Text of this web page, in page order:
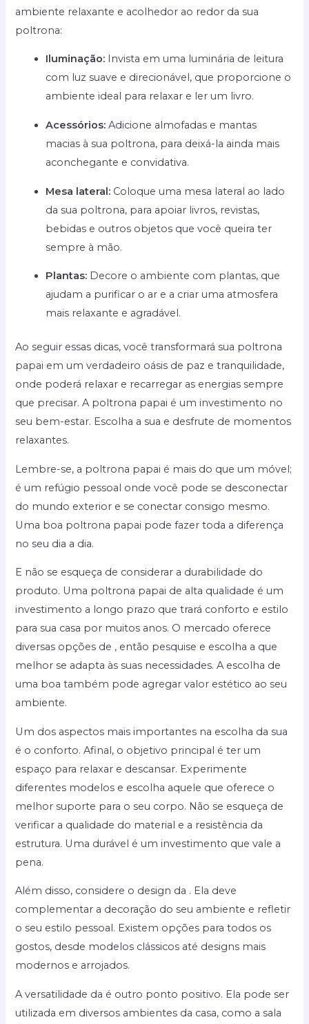
ambiente relaxante e acolhedor ao redor da sua
poltrona:
Iluminação: Invista em uma luminária de leitura
com luz suave e direcionável, que proporcione o
ambiente ideal para relaxar e ler um livro.
Acessórios: Adicione almofadas e mantas
macias à sua poltrona, para deixá-la ainda mais
aconchegante e convidativa.
Mesa lateral: Coloque uma mesa lateral ao lado
da sua poltrona, para apoiar livros, revistas,
bebidas e outros objetos que você queira ter
sempre à mão.
Plantas: Decore o ambiente com plantas, que
ajudam a purificar o ar e a criar uma atmosfera
mais relaxante e agradável.
Ao seguir essas dicas, você transformará sua poltrona
papai em um verdadeiro oásis de paz e tranquilidade,
onde poderá relaxar e recarregar as energias sempre
que precisar. A poltrona papai é um investimento no
seu bem-estar. Escolha a sua e desfrute de momentos
relaxantes.
Lembre-se, a poltrona papai é mais do que um móvel;
é um refúgio pessoal onde você pode se desconectar
do mundo exterior e se conectar consigo mesmo.
Uma boa poltrona papai pode fazer toda a diferença
no seu dia a dia.
E não se esqueça de considerar a durabilidade do
produto. Uma poltrona papai de alta qualidade é um
investimento a longo prazo que trará conforto e estilo
para sua casa por muitos anos. O mercado oferece
diversas opções de , então pesquise e escolha a que
melhor se adapta às suas necessidades. A escolha de
uma boa também pode agregar valor estético ao seu
ambiente.
Um dos aspectos mais importantes na escolha da sua
é o conforto. Afinal, o objetivo principal é ter um
espaço para relaxar e descansar. Experimente
diferentes modelos e escolha aquele que oferece o
melhor suporte para o seu corpo. Não se esqueça de
verificar a qualidade do material e a resistência da
estrutura. Uma durável é um investimento que vale a
pena.
Além disso, considere o design da . Ela deve
complementar a decoração do seu ambiente e refletir
o seu estilo pessoal. Existem opções para todos os
gostos, desde modelos clássicos até designs mais
modernos e arrojados.
A versatilidade da é outro ponto positivo. Ela pode ser
utilizada em diversos ambientes da casa, como a sala